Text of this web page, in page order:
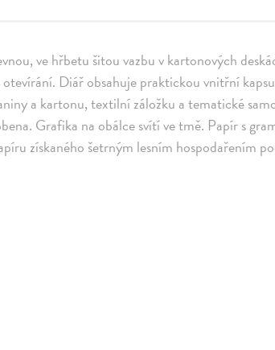
ve hřbetu šitou vazbu v kartonových
Diář obsahuje praktickou vnitřní
a kartonu, textilní záložku a tematické
Grafika na obálce svítí ve tmě. Papír s
získaného šetrným lesním hospodařením